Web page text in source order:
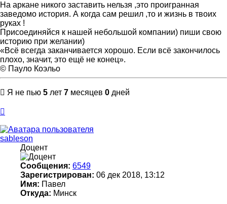
На аркане никого заставить нельзя ,это проигранная
заведомо история. А когда сам решил ,то и жизнь в твоих
руках !
Присоединяйся к нашей небольшой компании) пиши свою
историю при желании)
«Всё всегда заканчивается хорошо. Если всё закончилось
плохо, значит, это ещё не конец».
© Пауло Коэльо
Я не пью 5 лет 7 месяцев 0 дней
началу
sableson
Доцент
Сообщения: 6549
Зарегистрирован: 06 дек 2018, 13:12
Имя: Павел
Откуда: Минск